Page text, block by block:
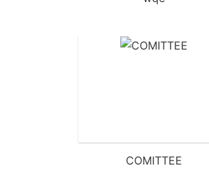
COMITTEE